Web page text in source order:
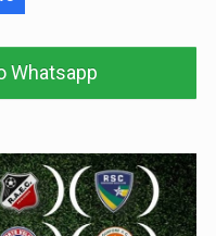
Whatsapp